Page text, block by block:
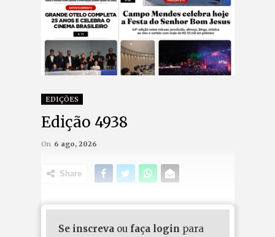
EDIÇÕES
Edição 4938
On 6 ago, 2026
Share
Se inscrevaou faça login para